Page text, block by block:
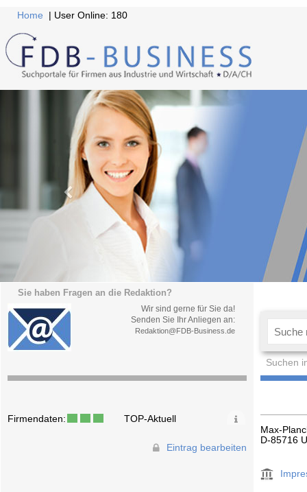
Home | User Online: 180
Sie haben Fragen an die Redaktion?
Wir sind gerne für Sie da!
Senden Sie Ihr Anliegen an:
Redaktion@FDB-Business.de
Suchen
Firmendaten: TOP-Aktuell
Eintrag bearbeiten
Max-
D-85716